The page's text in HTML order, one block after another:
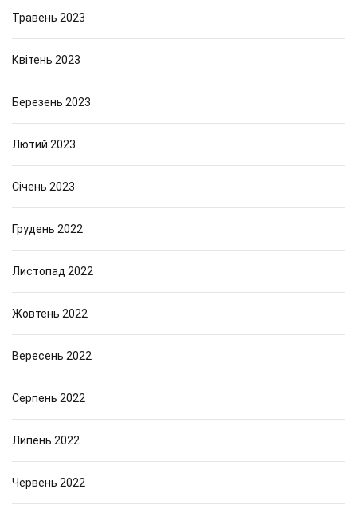
Травень 2023
Квітень 2023
Березень 2023
Лютий 2023
Січень 2023
Грудень 2022
Листопад 2022
Жовтень 2022
Вересень 2022
Серпень 2022
Липень 2022
Червень 2022